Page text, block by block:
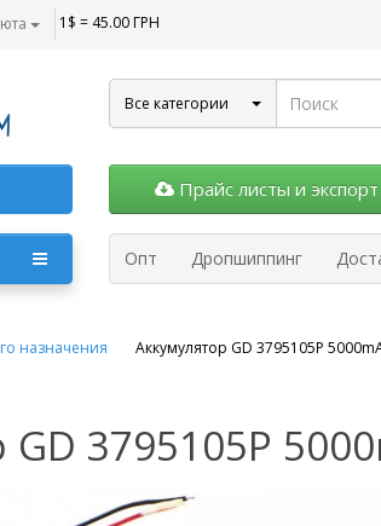
1$ = 45.00 ГРН
Все категории
Прайс листы и экспорт
Опт Дропшиппинг
назначения Аккумулятор GD 3795105P
3795105P